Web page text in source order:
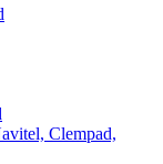
Clempad,